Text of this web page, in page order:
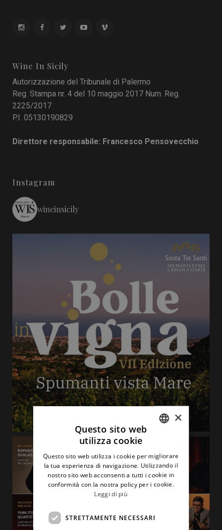
Wine In Sicily
Autorizzazione del Tribunale di Palermo
Reg. Stampa nr. 4 del 10 maggio 2017 Num. Reg.
2225/2017
P.I. 05130190829
Direttore responsabile: Francesco Pensovecchio
Instagram
wineinsicily
ENGLISH
×
Questo sito web
utilizza cookie
Questo sito web utilizza i cookie per migliorare
la tua esperienza di navigazione. Utilizzando il
nostro sito web acconsenti a tutti i cookie in
conformità con la nostra policy per i cookie.
Leggi di più
STRETTAMENTE NECESSARI